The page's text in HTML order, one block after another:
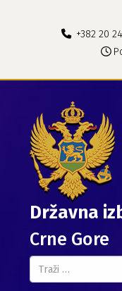
+382 20
Državna
Crne Gore
Pretraga...